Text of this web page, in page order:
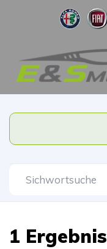
1 Ergebnis